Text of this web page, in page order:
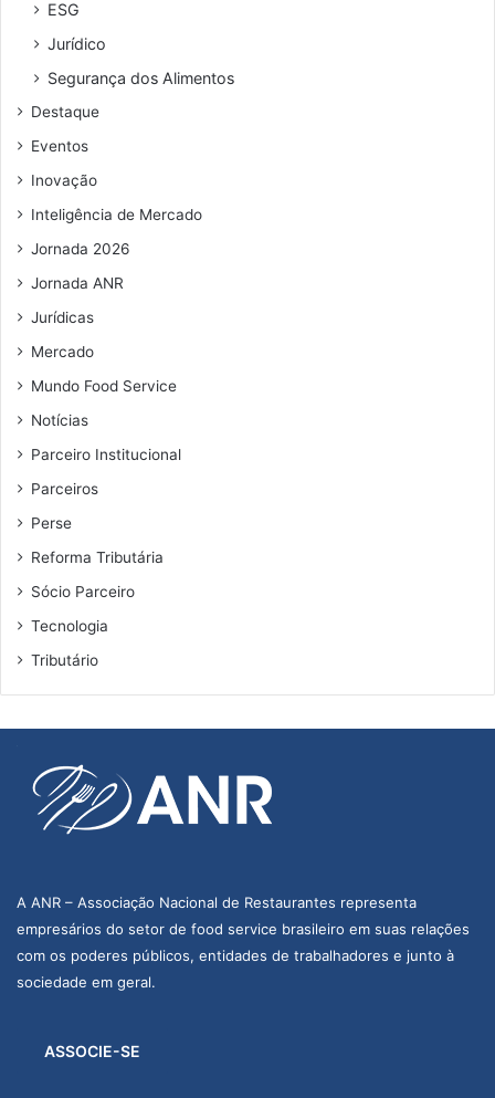
e
e
a
i
ESG
Jurídico
Segurança dos Alimentos
Destaque
Eventos
Inovação
Inteligência de Mercado
Jornada 2026
Jornada ANR
Jurídicas
Mercado
Mundo Food Service
Notícias
Parceiro Institucional
Parceiros
Perse
Reforma Tributária
Sócio Parceiro
Tecnologia
Tributário
A ANR – Associação Nacional de Restaurantes representa
empresários do setor de food service brasileiro em suas relações
com os poderes públicos, entidades de trabalhadores e junto à
sociedade em geral.
ASSOCIE-SE